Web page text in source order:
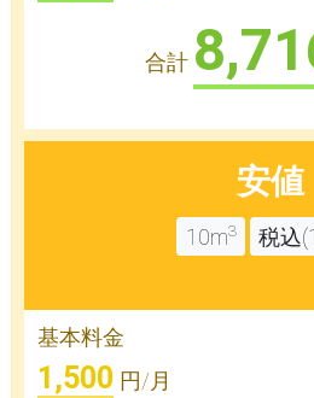
合計
安値
10m3 税込
基本料金
1,500 円/月